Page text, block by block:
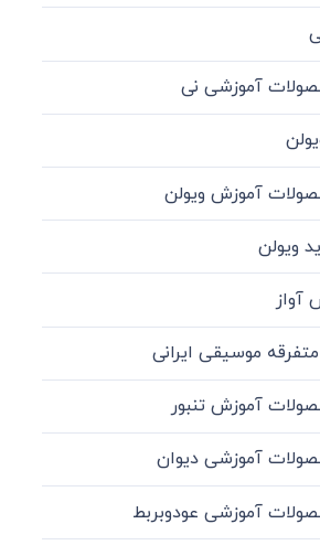
آموزشی نی
آموزش ویولن
ویولن
آواز
موسیقی ایرانی
آموزش تنبور
آموزشی دیوان
آموزشی عودوبربط